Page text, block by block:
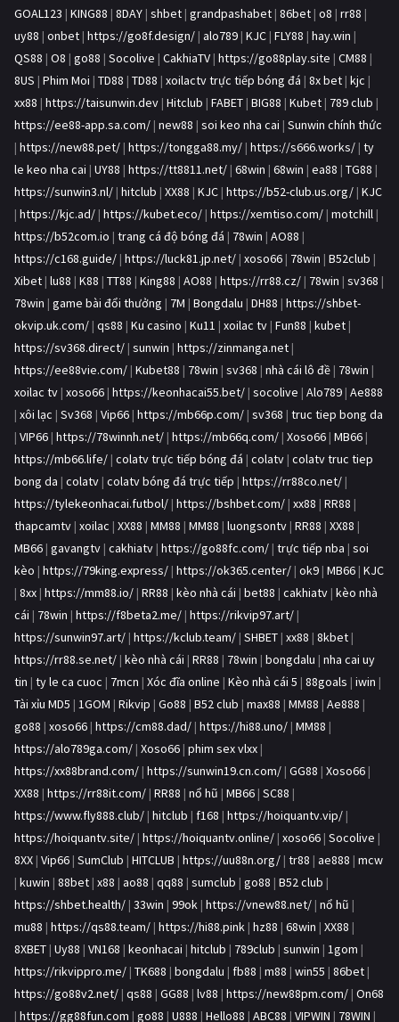
GOAL123 | KING88 | 8DAY | shbet | grandpashabet | 86bet | o8 | rr88 |
uy88 | onbet | https://go8f.design/ | alo789 | KJC | FLY88 | hay.win |
QS88 | O8 | go88 | Socolive | CakhiaTV | https://go88play.site | CM88 |
8US | Phim Moi | TD88 | TD88 | xoilactv trực tiếp bóng đá | 8x bet | kjc |
xx88 | https://taisunwin.dev | Hitclub | FABET | BIG88 | Kubet | 789 club |
https://ee88-app.sa.com/ | new88 | soi keo nha cai | Sunwin chính thức
| https://new88.pet/ | https://tongga88.my/ | https://s666.works/ | ty
le keo nha cai | UY88 | https://tt8811.net/ | 68win | 68win | ea88 | TG88 |
https://sunwin3.nl/ | hitclub | XX88 | KJC | https://b52-club.us.org/ | KJC
| https://kjc.ad/ | https://kubet.eco/ | https://xemtiso.com/ | motchill |
https://b52com.io | trang cá độ bóng đá | 78win | AO88 |
https://c168.guide/ | https://luck81.jp.net/ | xoso66 | 78win | B52club |
Xibet | lu88 | K88 | TT88 | King88 | AO88 | https://rr88.cz/ | 78win | sv368 |
78win | game bài đổi thưởng | 7M | Bongdalu | DH88 | https://shbet-
okvip.uk.com/ | qs88 | Ku casino | Ku11 | xoilac tv | Fun88 | kubet |
https://sv368.direct/ | sunwin | https://zinmanga.net |
https://ee88vie.com/ | Kubet88 | 78win | sv368 | nhà cái lô đề | 78win |
xoilac tv | xoso66 | https://keonhacai55.bet/ | socolive | Alo789 | Ae888
| xôi lạc | Sv368 | Vip66 | https://mb66p.com/ | sv368 | truc tiep bong da
| VIP66 | https://78winnh.net/ | https://mb66q.com/ | Xoso66 | MB66 |
https://mb66.life/ | colatv trực tiếp bóng đá | colatv | colatv truc tiep
bong da | colatv | colatv bóng đá trực tiếp | https://rr88co.net/ |
https://tylekeonhacai.futbol/ | https://bshbet.com/ | xx88 | RR88 |
thapcamtv | xoilac | XX88 | MM88 | MM88 | luongsontv | RR88 | XX88 |
MB66 | gavangtv | cakhiatv | https://go88fc.com/ | trực tiếp nba | soi
kèo | https://79king.express/ | https://ok365.center/ | ok9 | MB66 | KJC
| 8xx | https://mm88.io/ | RR88 | kèo nhà cái | bet88 | cakhiatv | kèo nhà
cái | 78win | https://f8beta2.me/ | https://rikvip97.art/ |
https://sunwin97.art/ | https://kclub.team/ | SHBET | xx88 | 8kbet |
https://rr88.se.net/ | kèo nhà cái | RR88 | 78win | bongdalu | nha cai uy
tin | ty le ca cuoc | 7mcn | Xóc đĩa online | Kèo nhà cái 5 | 88goals | iwin |
Tài xỉu MD5 | 1GOM | Rikvip | Go88 | B52 club | max88 | MM88 | Ae888 |
go88 | xoso66 | https://cm88.dad/ | https://hi88.uno/ | MM88 |
https://alo789ga.com/ | Xoso66 | phim sex vlxx |
https://xx88brand.com/ | https://sunwin19.cn.com/ | GG88 | Xoso66 |
XX88 | https://rr88it.com/ | RR88 | nổ hũ | MB66 | SC88 |
https://www.fly888.club/ | hitclub | f168 | https://hoiquantv.vip/ |
https://hoiquantv.site/ | https://hoiquantv.online/ | xoso66 | Socolive |
8XX | Vip66 | SumClub | HITCLUB | https://uu88n.org/ | tr88 | ae888 | mcw
| kuwin | 88bet | x88 | ao88 | qq88 | sumclub | go88 | B52 club |
https://shbet.health/ | 33win | 99ok | https://vnew88.net/ | nổ hũ |
mu88 | https://qs88.team/ | https://hi88.pink | hz88 | 68win | XX88 |
8XBET | Uy88 | VN168 | keonhacai | hitclub | 789club | sunwin | 1gom |
https://rikvippro.me/ | TK688 | bongdalu | fb88 | m88 | win55 | 86bet |
https://go88v2.net/ | qs88 | GG88 | lv88 | https://new88pm.com/ | On68
| https://gg88fun.com | go88 | U888 | Hello88 | ABC88 | VIPWIN | 78WIN |